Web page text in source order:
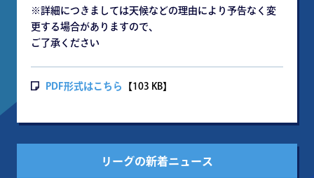
※詳細につきましては天候などの理由により予告なく変
更する場合がありますので、
ご了承ください
PDF形式はこちら 【103 KB】
リーグの新着ニュース